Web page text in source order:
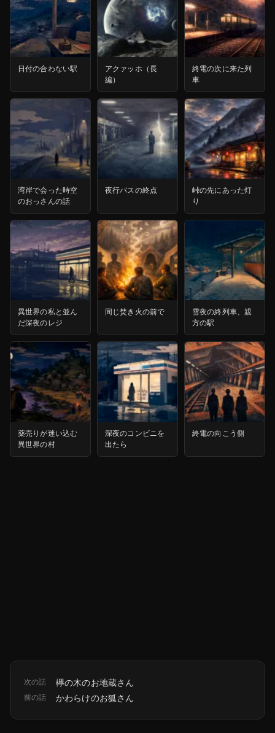
日付の合わない駅
アクァッホ（長
編）
終電の次に来た列
車
湾岸で会った時空
のおっさんの話
夜行バスの終点
峠の先にあった灯
り
異世界の私と並ん
だ深夜のレジ
同じ焚き火の前で
雪夜の終列車、親
方の駅
薬売りが迷い込む
異世界の村
深夜のコンビニを
出たら
終電の向こう側
次の話 欅の木のお地蔵さん
前の話 かわらけのお狐さん